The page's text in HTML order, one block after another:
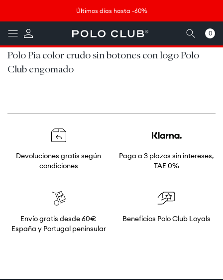
Saltar al contenido
Saltar al pie de página
Abrir widget de accesibilidad
Últimos días hasta -60%
0
artículos
Polo Pia color crudo sin botones con logo Polo
Club engomado
Devoluciones gratis según
condiciones
Paga a 3 plazos sin intereses,
TAE 0%
Envío gratis desde 60€
España y Portugal peninsular
Beneficios Polo Club Loyals